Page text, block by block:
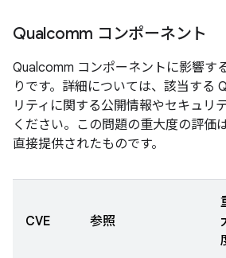
Qualcomm コンポーネント
Qualcomm コンポーネントに影響す
りです。詳細については、該当する
リティに関する公開情報やセキュリ
ください。この問題の重大度の評価
直接提供されたものです。
CVE 参照